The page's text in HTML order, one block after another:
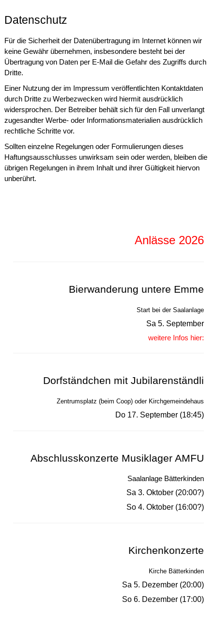
Datenschutz
Für die Sicherheit der Datenübertragung im Internet können wir
keine Gewähr übernehmen, insbesondere besteht bei der
Übertragung von Daten per E-Mail die Gefahr des Zugriffs durch
Dritte.
Einer Nutzung der im Impressum veröffentlichten Kontaktdaten
durch Dritte zu Werbezwecken wird hiermit ausdrücklich
widersprochen. Der Betreiber behält sich für den Fall unverlangt
zugesandter Werbe- oder Informationsmaterialien ausdrücklich
rechtliche Schritte vor.
Sollten einzelne Regelungen oder Formulierungen dieses
Haftungsausschlusses unwirksam sein oder werden, bleiben die
übrigen Regelungen in ihrem Inhalt und ihrer Gültigkeit hiervon
unberührt.
Anlässe 2026
Bierwanderung untere Emme
Start bei der Saalanlage
Sa 5. September
weitere Infos hier:
Dorfständchen mit Jubilarenständli
Zentrumsplatz (beim Coop) oder Kirchgemeindehaus
Do 17. September (18:45)
Abschlusskonzerte Musiklager AMFU
Saalanlage Bätterkinden
Sa 3. Oktober (20:00?)
So 4. Oktober (16:00?)
Kirchenkonzerte
Kirche Bätterkinden
Sa 5. Dezember (20:00)
So 6. Dezember (17:00)